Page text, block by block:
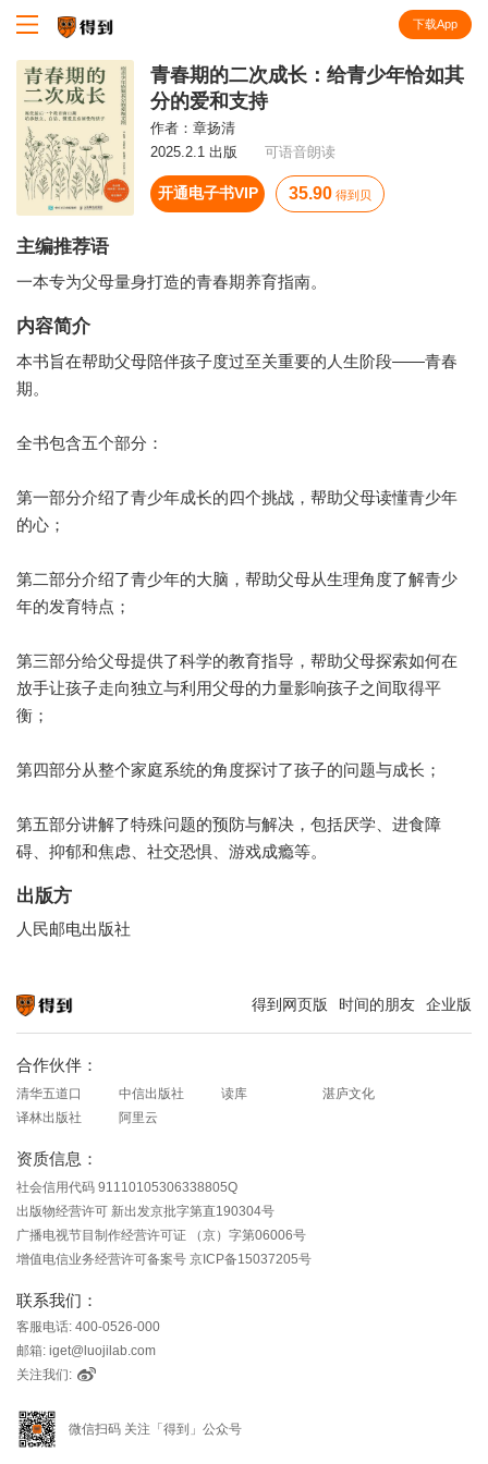
下载App
青春期的二次成长：给青少年恰如其
分的爱和支持
作者： 章扬清
2025.2.1 出版
可语音朗读
开通电子书VIP 35.90 得到贝
主编推荐语
一本专为父母量身打造的青春期养育指南。
内容简介
本书旨在帮助父母陪伴孩子度过至关重要的人生阶段——青春
期。
全书包含五个部分：
第一部分介绍了青少年成长的四个挑战，帮助父母读懂青少年
的心；
第二部分介绍了青少年的大脑，帮助父母从生理角度了解青少
年的发育特点；
第三部分给父母提供了科学的教育指导，帮助父母探索如何在
放手让孩子走向独立与利用父母的力量影响孩子之间取得平
衡；
第四部分从整个家庭系统的角度探讨了孩子的问题与成长；
第五部分讲解了特殊问题的预防与解决，包括厌学、进食障
碍、抑郁和焦虑、社交恐惧、游戏成瘾等。
出版方
人民邮电出版社
得到网页版 时间的朋友 企业版
合作伙伴：
清华五道口 中信出版社 读库
湛庐文化
译林出版社
阿里云
资质信息：
社会信用代码 91110105306338805Q
出版物经营许可 新出发京批字第直190304号
广播电视节目制作经营许可证 （京）字第06006号
增值电信业务经营许可备案号 京ICP备15037205号
联系我们：
客服电话: 400-0526-000
邮箱: iget@luojilab.com
关注我们:
微信扫码 关注「得到」公众号